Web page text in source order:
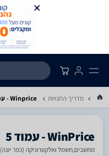
מדריך החנויות Winprice - עמוד 5
WinPrice - עמוד 5
מחשבים,חשמל ואלקטרוניקה (כפר יונה)